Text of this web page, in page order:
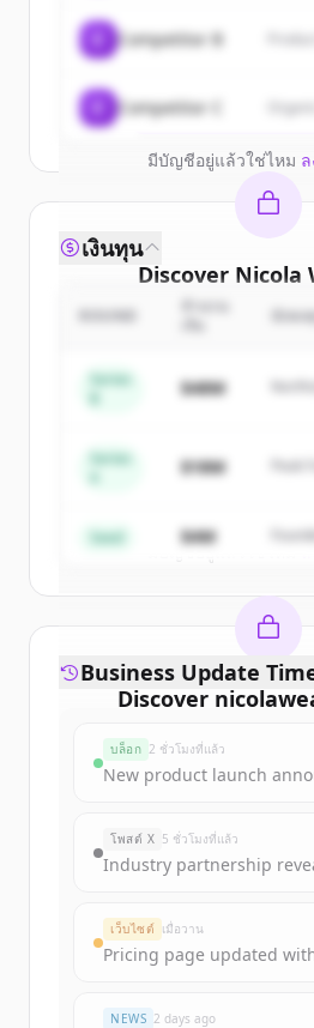
New accounts include
get started.
Create Free
มีบัญชีอยู่แล้วใช่ไหม
Competitor B
Competitor C
Discover Nicola
ofNicola
New accounts include
มีบัญชีอยู่แล้วใช่ไหม
เงินทุน
นักลง
Series
$48M
Series
$18M
Peak
Seed $4M
Discover
Sign up for free to
New accounts include
get
Create Free
Business Update
บล็อก 2 ชั่วโมงที่แล้ว
New product launch
โพสต์ X 5 ชั่วโมงที่แล้ว
Industry partnership
เว็บไซต์ เมื่อวาน
Pricing page updated
NEWS 2 days ago